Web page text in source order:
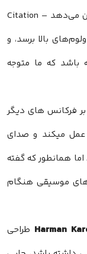
متری موجود در Citation One است و این نشان می‌دهد – Citation
بالا برسد، و
باشد که ما متوجه
Harman